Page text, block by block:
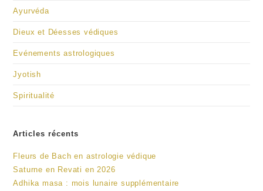
Ayurvéda
Dieux et Déesses védiques
Evénements astrologiques
Jyotish
Spiritualité
Articles récents
Fleurs de Bach en astrologie védique
Saturne en Revati en 2026
Adhika masa : mois lunaire supplémentaire